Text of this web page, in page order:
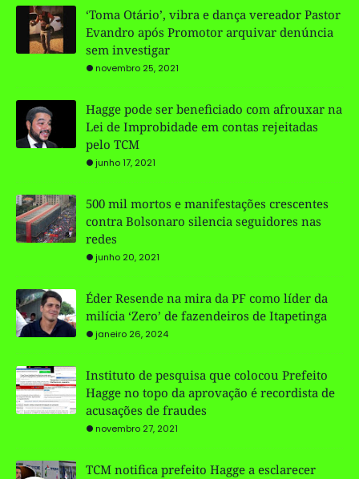
‘Toma Otário’, vibra e dança vereador Pastor
Evandro após Promotor arquivar denúncia
sem investigar
novembro 25, 2021
Hagge pode ser beneficiado com afrouxar na
Lei de Improbidade em contas rejeitadas
pelo TCM
junho 17, 2021
500 mil mortos e manifestações crescentes
contra Bolsonaro silencia seguidores nas
redes
junho 20, 2021
Éder Resende na mira da PF como líder da
milícia ‘Zero’ de fazendeiros de Itapetinga
janeiro 26, 2024
Instituto de pesquisa que colocou Prefeito
Hagge no topo da aprovação é recordista de
acusações de fraudes
novembro 27, 2021
TCM notifica prefeito Hagge a esclarecer